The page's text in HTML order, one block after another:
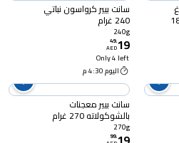
180
سانت بيير كرواسون نباتي
240 غرام
240g
19
.
49
AED
Only 4 left
اليوم 4:30 م
سانت بيير معجنات
بالشوكولاته 270 غرام
270g
.
99